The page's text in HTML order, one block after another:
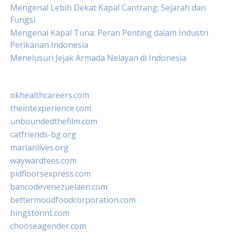
Mengenal Lebih Dekat Kapal Cantrang: Sejarah dan
Fungsi
Mengenal Kapal Tuna: Peran Penting dalam Industri
Perikanan Indonesia
Menelusuri Jejak Armada Nelayan di Indonesia
okhealthcareers.com
theintexperience.com
unboundedthefilm.com
catfriends-bg.org
marianlives.org
waywardtees.com
pidfloorsexpress.com
bancodevenezuelaen.com
bettermoodfoodcorporation.com
hingstonnt.com
chooseagender.com